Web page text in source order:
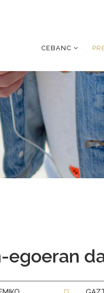
CEBANC
egoeran